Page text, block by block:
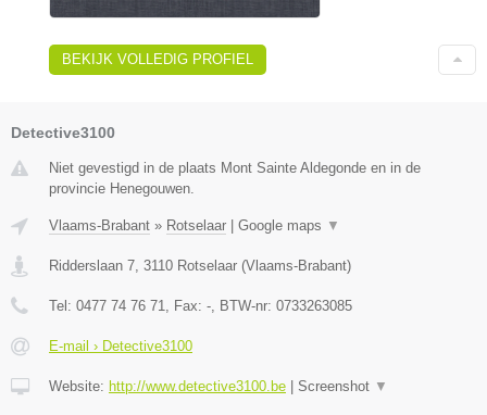
BEKIJK VOLLEDIG PROFIEL
Detective3100
Niet gevestigd in de plaats Mont Sainte Aldegonde en in de
provincie Henegouwen.
Vlaams-Brabant » Rotselaar Google maps ▼
Ridderslaan 7 3110 Rotselaar (Vlaams-Brabant)
Tel: 0477 74 76 71 , Fax: - , BTW-nr: 0733263085
E-mail › Detective3100
Website: http://www.detective3100.be Screenshot ▼